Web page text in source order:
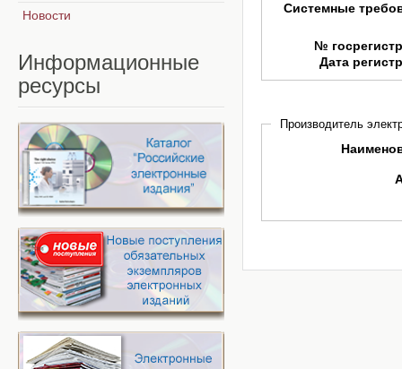
Системные
№
Дата
Производитель
Новости
Информационные
ресурсы